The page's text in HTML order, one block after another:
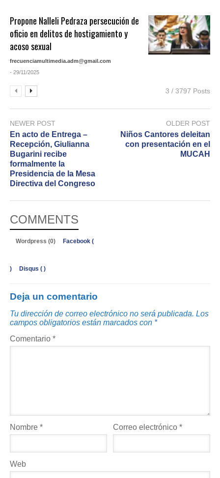
Propone Nalleli Pedraza persecución de
oficio en delitos de hostigamiento y
acoso sexual
frecuenciamultimedia.adm@gmail.com
- 29/11/2025
3 / 3797 Posts
NEWER POST
En acto de Entrega –
Recepción, Giulianna
Bugarini recibe
formalmente la
Presidencia de la Mesa
Directiva del Congreso
OLDER POST
Niños Cantores deleitan
con presentación en el
MUCAH
COMMENTS
Wordpress (0) Facebook (
) Disqus ( )
Deja un comentario
Tu dirección de correo electrónico no será publicada. Los
campos obligatorios están marcados con *
Comentario *
Nombre * Correo electrónico*
Web